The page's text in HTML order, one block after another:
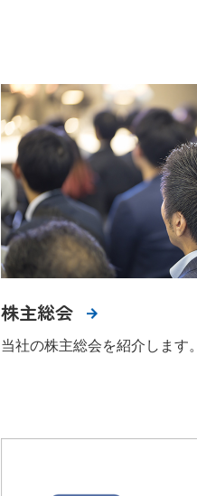
株主総会
当社の株主総会を紹介します。